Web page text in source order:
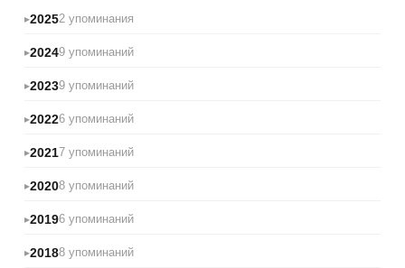
20252 упоминания
20249 упоминаний
20239 упоминаний
20226 упоминаний
20217 упоминаний
20208 упоминаний
20196 упоминаний
20188 упоминаний